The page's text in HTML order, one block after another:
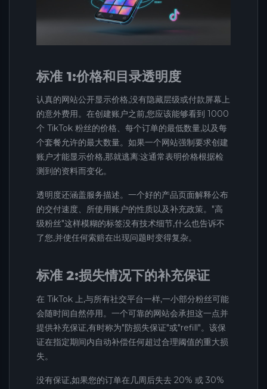
标准 1:价格和目录透明度
认真的网站公开显示价格,没有隐藏层级或付款屏幕上
的意外费用。在创建账户之前,您应该能够看到 1000
个 TikTok 粉丝的价格、每个订单的最低数量,以及每
个套餐允许的最大数量。如果一个网站强制要求创建
账户才能显示价格,那就逃离:这通常表明价格根据检
测到的资料而变化。
透明度还涵盖服务描述。一个好的产品页面解释公布
的交付速度、所使用账户的性质以及补充政策。"高
级粉丝"这样模糊的标签没有技术细节,什么也告诉不
了您,并使任何索赔在出现问题时变得复杂。
标准 2:损失情况下的补充保证
在 TikTok 上,与所有社交平台一样,一小部分粉丝可能
会随时间自然停用。一个可靠的网站会承担这一点并
提供补充保证,有时称为"防损失保证"或"refill"。该保
证在指定期间内自动补偿任何超过合理阈值的重大损
失。
没有保证,如果您的订单在几周后失去 20% 或 30%